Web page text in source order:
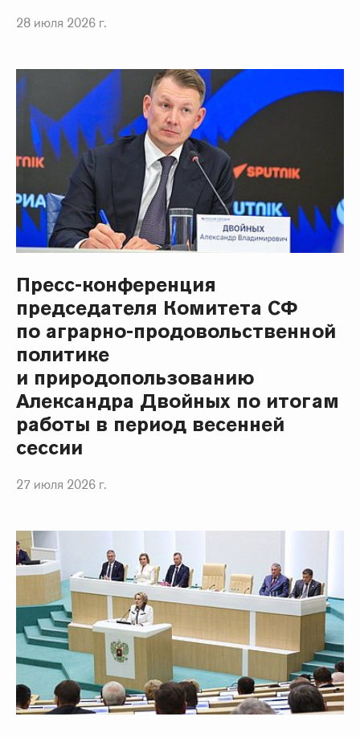
28 июля 2026 г.
Пресс-конференция
председателя Комитета СФ
по аграрно-продовольственной
политике
и природопользованию
Александра Двойных по итогам
работы в период весенней
сессии
27 июля 2026 г.